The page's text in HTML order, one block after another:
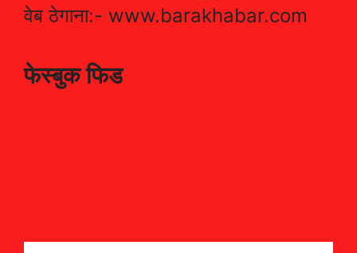
वेब ठेगाना:- www.barakhabar.com
फेस्बुक फिड